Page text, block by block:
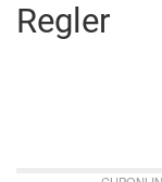
Regler